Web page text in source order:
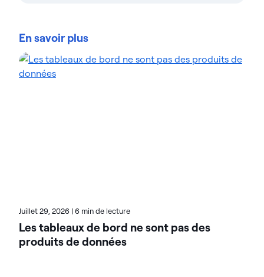
connaître les capacités d’intégration, de gestion et
apporte plus de 20 ans d’expérience dans le
marketing des solutions d’analyse, de sécurité et de
En savoir plus
Juillet 29, 2026 | 6 min de lecture
Les tableaux de bord ne sont pas des
produits de données